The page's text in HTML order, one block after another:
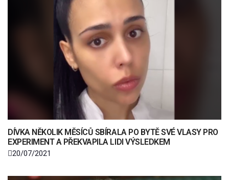
DÍVKA NĚKOLIK MĚSÍCŮ SBÍRALA PO BYTĚ SVÉ VLASY PRO
EXPERIMENT A PŘEKVAPILA LIDI VÝSLEDKEM
20/07/2021